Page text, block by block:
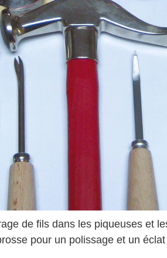
de fils dans les piqueuses et
pour un polissage et un